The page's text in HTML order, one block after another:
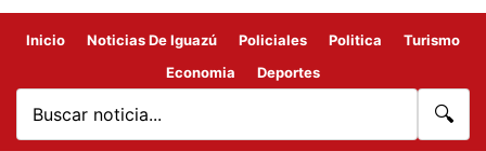
Inicio Noticias De Iguazú Policiales Politica
Turismo
Economia
Deportes
🔍